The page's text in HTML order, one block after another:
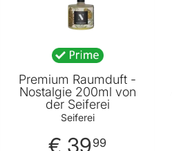
Premium Raumduft -
Nostalgie 200ml von
der Seiferei
Seiferei
€ 3999